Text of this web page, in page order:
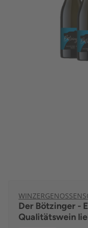
Der Bötzinger -
Qualitätswein